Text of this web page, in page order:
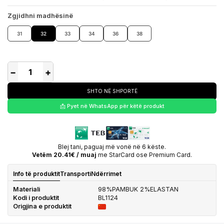
Zgjidhni madhësinë
31 32 33 34 36 38
− +
SHTO NË SHPORTË
📩 Pyet në WhatsApp për këtë produkt
Blej tani, paguaj më vonë në 6 këste.
Vetëm 20.41€ / muaj me StarCard ose Premium Card.
Info të produktitTransportiNdërrimet
Materiali
98%PAMBUK 2%ELASTAN
Kodi i produktit
BL1124
Origjina e produktit